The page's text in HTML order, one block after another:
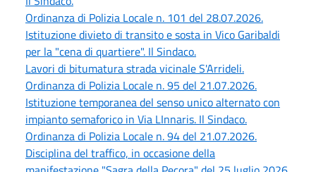
Ordinanza di Polizia Locale n. 101 del 28.07.2026.
Istituzione divieto di transito e sosta in Vico Garibaldi
per la "cena di quartiere". Il Sindaco.
Lavori di bitumatura strada vicinale S'Arrideli.
Ordinanza di Polizia Locale n. 95 del 21.07.2026.
Istituzione temporanea del senso unico alternato con
impianto semaforico in Via LInnaris. Il Sindaco.
Ordinanza di Polizia Locale n. 94 del 21.07.2026.
Disciplina del traffico, in occasione della